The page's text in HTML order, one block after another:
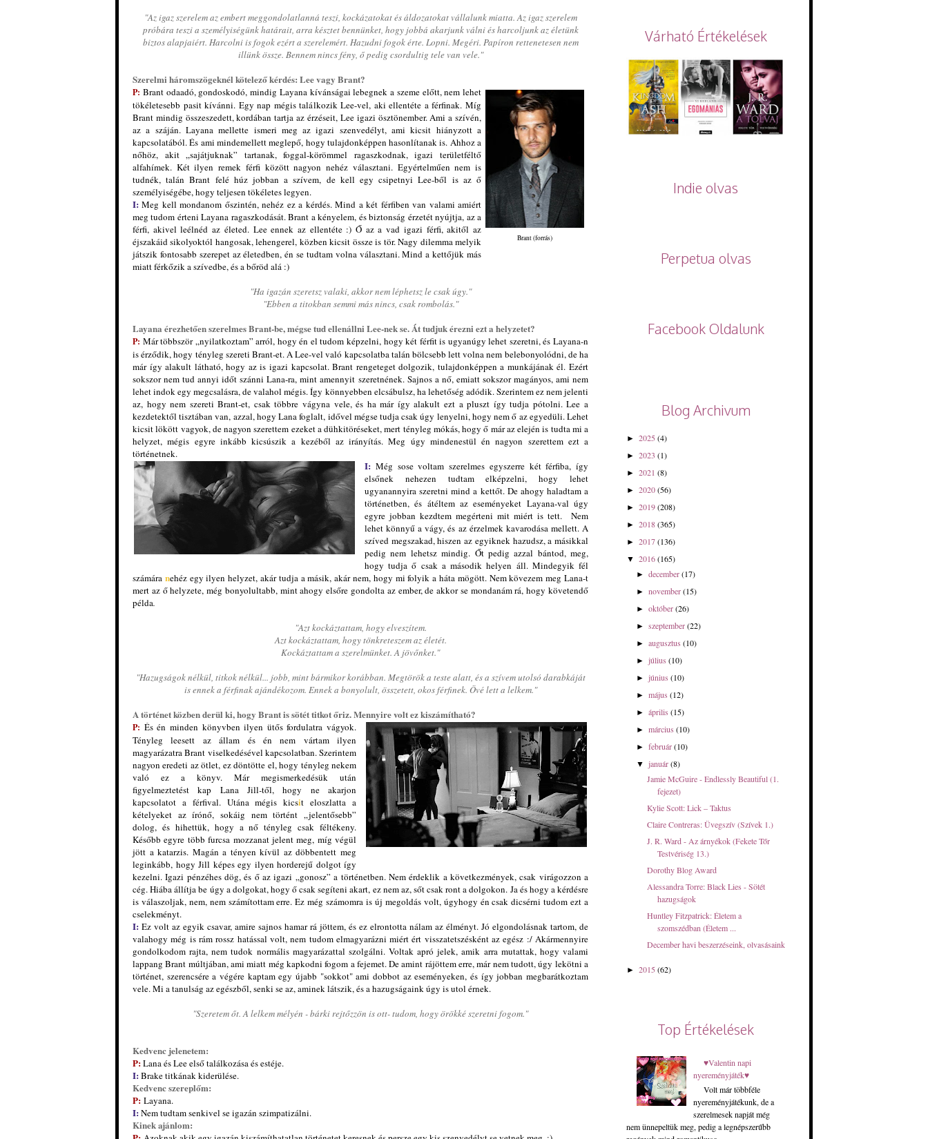
"Az igaz szerelem az embert meggondolatlanná teszi, kockázatokat és áldozatokat vállalunk miatta. Az igaz szerelem
próbára teszi a személyiségünk határait, arra késztet bennünket, hogy jobbá akarjunk válni és harcoljunk az életünk
biztos alapjaiért. Harcolni is fogok ezért a szerelemért. Hazudni fogok érte. Lopni. Megéri. Papíron rettenetesen nem
illünk össze. Bennem nincs fény, ő pedig csordultig tele van vele."
Szerelmi háromszögeknél kötelező kérdés: Lee vagy Brant?
Brant (forrás)
P: Brant odaadó, gondoskodó, mindig Layana kívánságai lebegnek a szeme előtt, nem lehet
tökéletesebb pasit kívánni. Egy nap mégis találkozik Lee-vel, aki ellentéte a férfinak. Míg
Brant mindig összeszedett, kordában tartja az érzéseit, Lee igazi ösztönember. Ami a szívén,
az a száján. Layana mellette ismeri meg az igazi szenvedélyt, ami kicsit hiányzott a
kapcsolatából. És ami mindemellett meglepő, hogy tulajdonképpen hasonlítanak is. Ahhoz a
nőhöz, akit „sajátjuknak” tartanak, foggal-körömmel ragaszkodnak, igazi területféltő
alfahímek. Két ilyen remek férfi között nagyon nehéz választani. Egyértelműen nem is
tudnék, talán Brant felé húz jobban a szívem, de kell egy csipetnyi Lee-ből is az ő
személyiségébe, hogy teljesen tökéletes legyen.
I: Meg kell mondanom őszintén, nehéz ez a kérdés. Mind a két férfiben van valami amiért
meg tudom érteni Layana ragaszkodását. Brant a kényelem, és biztonság érzetét nyújtja, az a
férfi, akivel leélnéd az életed. Lee ennek az ellentéte :) Ő az a vad igazi férfi, akitől az
éjszakáid sikolyoktól hangosak, lehengerel, közben kicsit össze is tör. Nagy dilemma melyik
játszik fontosabb szerepet az életedben, én se tudtam volna választani. Mind a kettőjük más
miatt férkőzik a szívedbe, és a bőröd alá :)
"Ha igazán szeretsz valaki, akkor nem léphetsz le csak úgy."
"Ebben a titokban semmi más nincs, csak rombolás."
Layana érezhetően szerelmes Brant-be, mégse tud ellenállni Lee-nek se. Át tudjuk érezni ezt a helyzetet?
P: Már többször „nyilatkoztam” arról, hogy én el tudom képzelni, hogy két férfit is ugyanúgy lehet szeretni, és Layana-n
is érződik, hogy tényleg szereti Brant-et. A Lee-vel való kapcsolatba talán bölcsebb lett volna nem belebonyolódni, de ha
már így alakult látható, hogy az is igazi kapcsolat. Brant rengeteget dolgozik, tulajdonképpen a munkájának él. Ezért
sokszor nem tud annyi időt szánni Lana-ra, mint amennyit szeretnének. Sajnos a nő, emiatt sokszor magányos, ami nem
lehet indok egy megcsalásra, de valahol mégis. Így könnyebben elcsábulsz, ha lehetőség adódik. Szerintem ez nem jelenti
az, hogy nem szereti Brant-et, csak többre vágyna vele, és ha már így alakult ezt a pluszt így tudja pótolni. Lee a
kezdetektől tisztában van, azzal, hogy Lana foglalt, idővel mégse tudja csak úgy lenyelni, hogy nem ő az egyedüli. Lehet
kicsit lökött vagyok, de nagyon szerettem ezeket a dühkitöréseket, mert tényleg mókás, hogy ő már az elején is tudta mi a
helyzet, mégis egyre inkább kicsúszik a kezéből az irányítás. Meg úgy mindenestül én nagyon szerettem ezt a
történetnek.
I: Még sose voltam szerelmes egyszerre két férfiba, így
elsőnek nehezen tudtam elképzelni, hogy lehet
ugyanannyira szeretni mind a kettőt. De ahogy haladtam a
történetben, és átéltem az eseményeket Layana-val úgy
egyre jobban kezdtem megérteni mit miért is tett. Nem
lehet könnyű a vágy, és az érzelmek kavarodása mellett. A
szíved megszakad, hiszen az egyiknek hazudsz, a másikkal
pedig nem lehetsz mindig. Őt pedig azzal bántod, meg,
hogy tudja ő csak a második helyen áll. Mindegyik fél
számára nehéz egy ilyen helyzet, akár tudja a másik, akár nem, hogy mi folyik a háta mögött. Nem kövezem meg Lana-t
mert az ő helyzete, még bonyolultabb, mint ahogy elsőre gondolta az ember, de akkor se mondanám rá, hogy követendő
példa.
"Azt kockáztattam, hogy elveszítem.
Azt kockáztattam, hogy tönkreteszem az életét.
Kockáztattam a szerelmünket. A jövőnket."
"Hazugságok nélkül, titkok nélkül... jobb, mint bármikor korábban. Megtörök a teste alatt, és a szívem utolsó darabkáját
is ennek a férfinak ajándékozom. Ennek a bonyolult, összetett, okos férfinek. Övé lett a lelkem."
A történet közben derül ki, hogy Brant is sötét titkot őriz. Mennyire volt ez kiszámítható?
P: És én minden könyvben ilyen ütős fordulatra vágyok.
Tényleg leesett az állam és én nem vártam ilyen
magyarázatra Brant viselkedésével kapcsolatban. Szerintem
nagyon eredeti az ötlet, ez döntötte el, hogy tényleg nekem
való ez a könyv. Már megismerkedésük után
figyelmeztetést kap Lana Jill-től, hogy ne akarjon
kapcsolatot a férfival. Utána mégis kicsit eloszlatta a
kételyeket az írónő, sokáig nem történt „jelentősebb”
dolog, és hihettük, hogy a nő tényleg csak féltékeny.
Később egyre több furcsa mozzanat jelent meg, míg végül
jött a katarzis. Magán a tényen kívül az döbbentett meg
leginkább, hogy Jill képes egy ilyen horderejű dolgot így
kezelni. Igazi pénzéhes dög, és ő az igazi „gonosz” a történetben. Nem érdeklik a következmények, csak virágozzon a
cég. Hiába állítja be úgy a dolgokat, hogy ő csak segíteni akart, ez nem az, sőt csak ront a dolgokon. Ja és hogy a kérdésre
is válaszoljak, nem, nem számítottam erre. Ez még számomra is új megoldás volt, úgyhogy én csak dicsérni tudom ezt a
cselekményt.
I: Ez volt az egyik csavar, amire sajnos hamar rá jöttem, és ez elrontotta nálam az élményt. Jó elgondolásnak tartom, de
valahogy még is rám rossz hatással volt, nem tudom elmagyarázni miért ért visszatetszésként az egész :/ Akármennyire
gondolkodom rajta, nem tudok normális magyarázattal szolgálni. Voltak apró jelek, amik arra mutattak, hogy valami
lappang Brant múltjában, ami miatt még kapkodni fogom a fejemet. De amint rájöttem erre, már nem tudott, úgy lekötni a
történet, szerencsére a végére kaptam egy újabb "sokkot" ami dobbot az eseményeken, és így jobban megbarátkoztam
vele. Mi a tanulság az egészből, senki se az, aminek látszik, és a hazugságaink úgy is utol érnek.
"Szeretem őt. A lelkem mélyén - bárki rejtőzzön is ott- tudom, hogy örökké szeretni fogom."
Kedvenc jelenetem:
P:Lana és Lee első találkozása és estéje.
I: Brake titkának kiderülése.
Kedvenc szereplőm:
P: Layana.
I: Nemtudtam senkivel se igazán szimpatizálni.
Kinek ajánlom:
Várható Értékelések
Indie olvas
Perpetua olvas
Facebook Oldalunk
Blog Archivum
► 2025 (4)
► 2023 (1)
► 2021 (8)
► 2020(56)
► 2019(208)
► 2018(365)
► 2017(136)
▼ 2016(165)
►december (17)
►november (15)
►október (26)
►szeptember (22)
►augusztus (10)
►július (10)
►június (10)
►május (12)
►április (15)
►március (10)
►február (10)
▼ január (8)
Jamie McGuire - Endlessly Beautiful (1.
fejezet)
Kylie Scott: Lick – Taktus
Claire Contreras: Üvegszív (Szívek 1.)
J. R. Ward - Az árnyékok (Fekete Tőr
Testvériség 13.)
Dorothy Blog Award
Alessandra Torre: Black Lies - Sötét
hazugságok
Huntley Fitzpatrick: Életem a
szomszédban (Életem ...
December havi beszerzéseink, olvasásaink
► 2015 (62)
Top Értékelések
♥Valentin napi
nyereményjáték♥
Volt már többféle
nyereményjátékunk, de a
szerelmesek napját még
nem ünnepeltük meg, pedig a legnépszerűbb